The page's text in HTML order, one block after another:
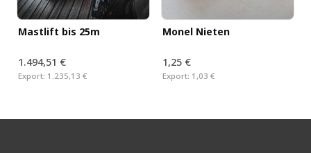
Mastlift bis 25m
1.494,51 €
Export: 1.235,13 €
Monel Nieten
1,25 €
Export: 1,03 €